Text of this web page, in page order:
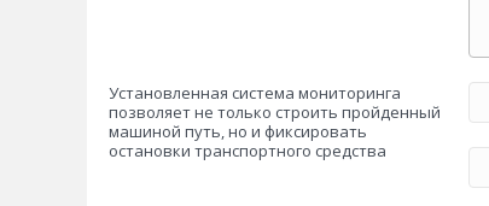
Установленная система мониторинга
позволяет не только строить пройденный
машиной путь, но и фиксировать
остановки транспортного средства